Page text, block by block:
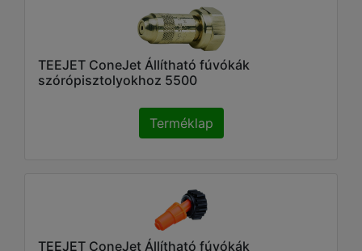
TEEJET ConeJet Állítható fúvókák
szórópisztolyokhoz 5500
Terméklap
TEEJET ConeJet Állítható fúvókák